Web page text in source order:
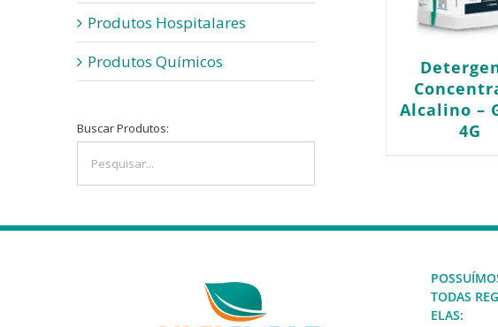
Alcalino –
4G
Produtos Hospitalares
Produtos Químicos
Buscar Produtos:
TODAS
ELAS: